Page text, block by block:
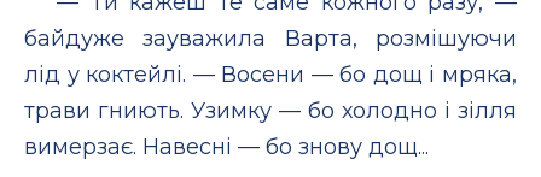
байдуже зауважила Варта, розмішуючи
лід у коктейлі. — Восени — бо дощ і мряка,
трави гниють. Узимку — бо холодно і зілля
вимерзає. Навесні — бо знову дощ...